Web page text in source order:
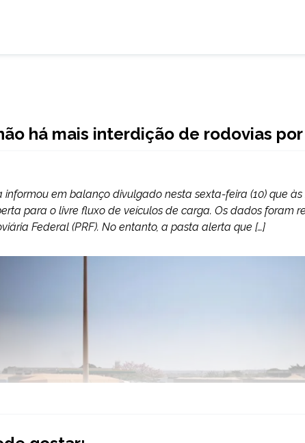
há mais interdição de rodovias
informou em balanço divulgado nesta sexta-feira (10) que
para o livre fluxo de veículos de carga. Os dados foram
Federal (PRF). No entanto, a pasta alerta que […]